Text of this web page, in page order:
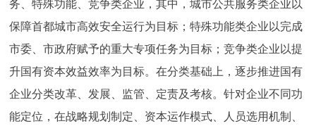
务、特殊功能、竞争类企业，其中，城市公共服务类企业以
保障首都城市高效安全运行为目标；特殊功能类企业以完成
市委、市政府赋予的重大专项任务为目标；竞争类企业以提
升国有资本效益效率为目标。在分类基础上，逐步推进国有
企业分类改革、发展、监管、定责及考核。针对企业不同功
能定位，在战略规划制定、资本运作模式、人员选用机制、